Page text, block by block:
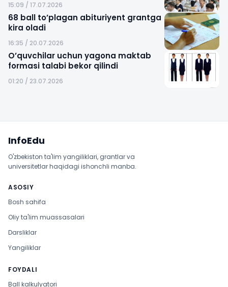
15:09 / 17.07.2026
68 ball to’plagan abituriyent grantga
kira oladi
16:35 / 20.07.2026
O’quvchilar uchun yagona maktab
formasi talabi bekor qilindi
01:20 / 23.07.2026
InfoEdu
O'zbekiston ta'lim yangiliklari, grantlar va
universitetlar haqidagi ishonchli manba.
ASOSIY
Bosh sahifa
Oliy ta'lim muassasalari
Darsliklar
Yangiliklar
FOYDALI
Ball kalkulyatori